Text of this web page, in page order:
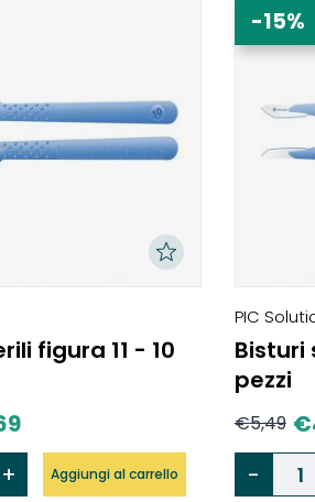
figura 11 - 10
Aggiungi al carrello
-15%
PIC
Bisturi
pezzi
€5,49 €